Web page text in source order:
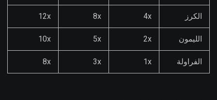
الكرز 4x
8x
12x
الليمون 2x
5x
10x
الفراولة 1x
3x
8x